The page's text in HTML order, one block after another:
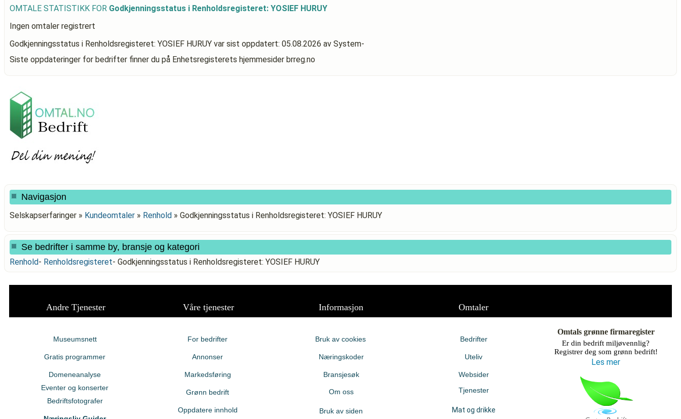
OMTALE STATISTIKK FOR Godkjenningsstatus i Renholdsregisteret: YOSIEF HURUY
Ingen omtaler registrert
Godkjenningsstatus i Renholdsregisteret: YOSIEF HURUY var sist oppdatert: 05.08.2026 av System-
Siste oppdateringer for bedrifter finner du på Enhetsregisterets hjemmesider brreg.no
Navigasjon
Selskapserfaringer » Kundeomtaler » Renhold » Godkjenningsstatus i Renholdsregisteret: YOSIEF HURUY
Se bedrifter i samme by, bransje og kategori
Renhold- Renholdsregisteret- Godkjenningsstatus i Renholdsregisteret: YOSIEF HURUY
Andre Tjenester Våre tjenester Informasjon Omtaler
Museumsnett
Gratis programmer
Domeneanalyse
Eventer og konserter
Bedriftsfotografer
For bedrifter
Annonser
Markedsføring
Grønn bedrift
Oppdatere innhold
Bruk av cookies
Næringskoder
Bransjesøk
Om oss
Bruk av siden
Bedrifter
Uteliv
Websider
Tjenester
Mat og drikke
Omtals grønne firmaregister
Er din bedrift miljøvennlig?
Registrer deg som grønn bedrift!
Les mer